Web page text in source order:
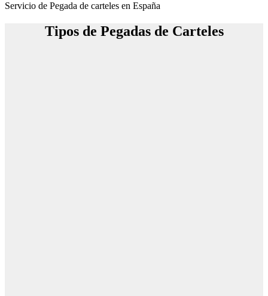
Servicio de Pegada de carteles en España
Tipos de Pegadas de Carteles